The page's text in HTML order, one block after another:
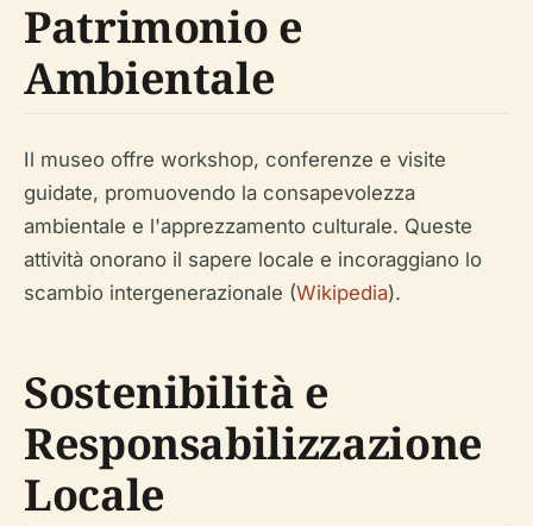
Patrimonio e
Ambientale
Il museo offre workshop, conferenze e visite
guidate, promuovendo la consapevolezza
ambientale e l'apprezzamento culturale. Queste
attività onorano il sapere locale e incoraggiano lo
scambio intergenerazionale (Wikipedia).
Sostenibilità e
Responsabilizzazione
Locale